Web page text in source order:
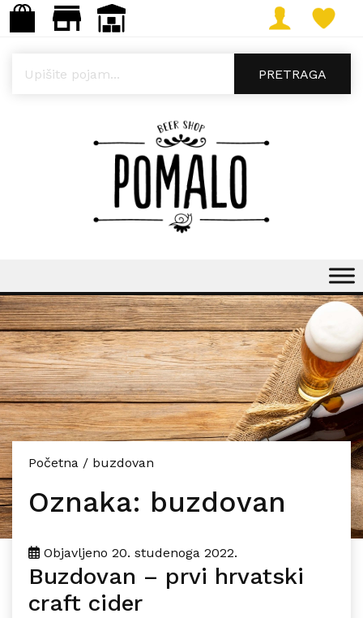
PRETRAGA
Početna / buzdovan
Oznaka: buzdovan
Objavljeno 20. studenoga 2022.
Buzdovan – prvi hrvatski
craft cider